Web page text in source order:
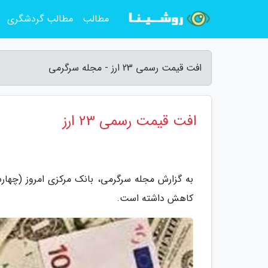
افت قیمت رسمی 23 ارز - مجله سرگرمی
افت قیمت رسمی 23 ارز
کاهش داشته است.
مطالب مطالب گردشگری